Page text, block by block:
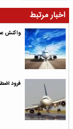
اخبار مرتبط
واکنش
فرود